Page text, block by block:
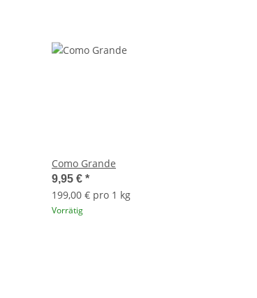
Como Grande
9,95 € *
199,00 € pro 1 kg
Vorrätig